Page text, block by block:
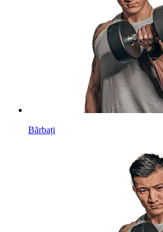
Bărbați